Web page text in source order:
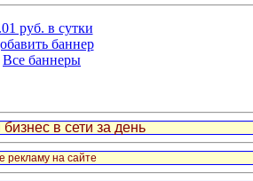
руб. в сутки
баннер
Все баннеры
в сети за день
рекламу на сайте